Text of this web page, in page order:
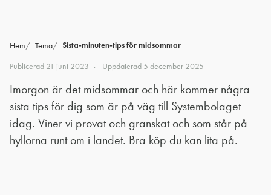
Hem Tema Sista-minuten-tips för midsommar
Publicerad 21 juni 2023 Uppdaterad5 december 2025
Imorgon är det midsommar och här kommer några
sista tips för dig som är på väg till Systembolaget
idag. Viner vi provat och granskat och som står på
hyllorna runt om i landet. Bra köp du kan lita på.